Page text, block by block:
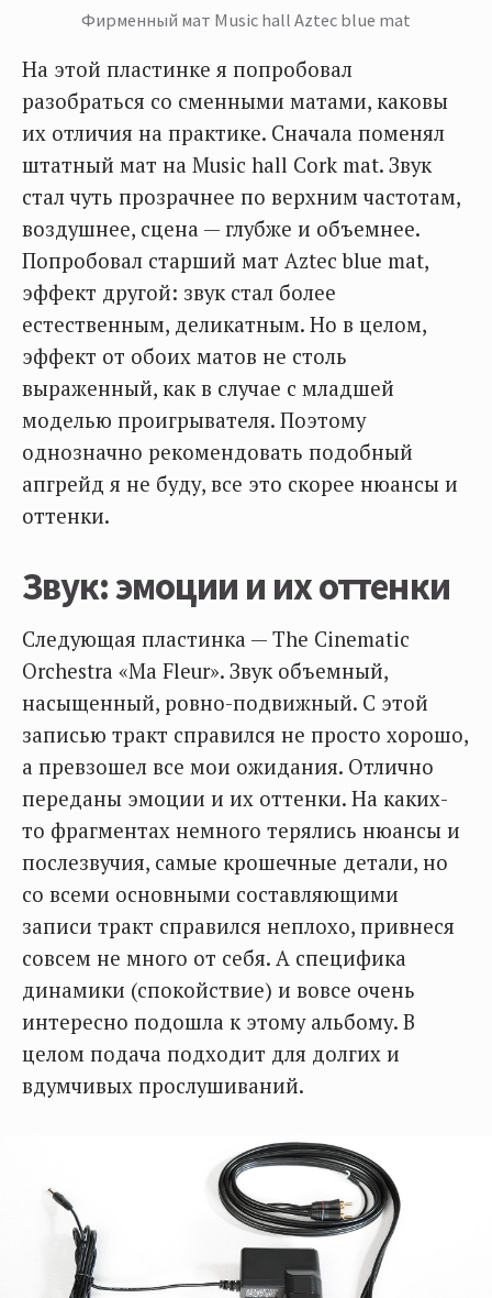
Фирменный мат Music hall Aztec blue mat
На этой пластинке я попробовал
разобраться со сменными матами, каковы
их отличия на практике. Сначала поменял
штатный мат на Music hall Cork mat. Звук
стал чуть прозрачнее по верхним частотам,
воздушнее, сцена — глубже и объемнее.
Попробовал старший мат Aztec blue mat,
эффект другой: звук стал более
естественным, деликатным. Но в целом,
эффект от обоих матов не столь
выраженный, как в случае с младшей
моделью проигрывателя. Поэтому
однозначно рекомендовать подобный
апгрейд я не буду, все это скорее нюансы и
оттенки.
Звук: эмоции и их оттенки
Следующая пластинка — The Cinematic
Orchestra «Ma Fleur». Звук объемный,
насыщенный, ровно-подвижный. С этой
записью тракт справился не просто хорошо,
а превзошел все мои ожидания. Отлично
переданы эмоции и их оттенки. На каких-
то фрагментах немного терялись нюансы и
послезвучия, самые крошечные детали, но
со всеми основными составляющими
записи тракт справился неплохо, привнеся
совсем не много от себя. А специфика
динамики (спокойствие) и вовсе очень
интересно подошла к этому альбому. В
целом подача подходит для долгих и
вдумчивых прослушиваний.